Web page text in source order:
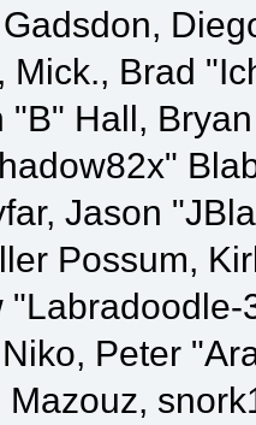
Mick., Brad
"B" Hall,
Jason
Possum,
Peter
Mazouz,